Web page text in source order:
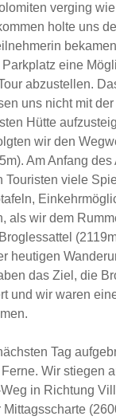
verging
holte uns
eine
abzustellen.
uns nicht mit
Hütte
wir den
Am Anfang
Touristen viele
als wir dem
heutigen
das Ziel, die
und wir waren
Tag
Wir stiegen
in Richtung